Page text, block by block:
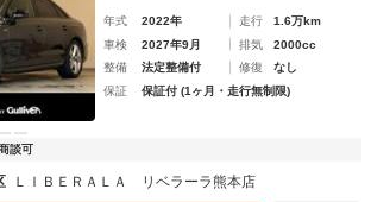
年式 2022年 走行
1.6万km
車検
2027年9月 排気
2000cc
整備
法定整備付 修復
なし
保証
保証付 (1ヶ月・走行無制限)
談可
ＬＩＢＥＲＡＬＡ リベラーラ熊本店